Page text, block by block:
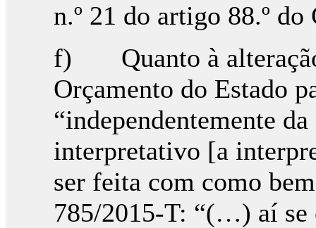
n.º 21 do artigo 88.º do
f) Quanto à alteração
Orçamento do Estado
“independentemente
interpretativo [a
ser feita com como
785/2015-T: “(…) aí se